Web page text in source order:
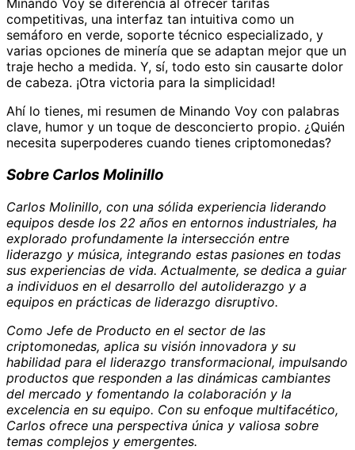
Minando Voy se diferencia al ofrecer tarifas
competitivas, una interfaz tan intuitiva como un
semáforo en verde, soporte técnico especializado, y
varias opciones de minería que se adaptan mejor que un
traje hecho a medida. Y, sí, todo esto sin causarte dolor
de cabeza. ¡Otra victoria para la simplicidad!
Ahí lo tienes, mi resumen de Minando Voy con palabras
clave, humor y un toque de desconcierto propio. ¿Quién
necesita superpoderes cuando tienes criptomonedas?
Sobre Carlos Molinillo
Carlos Molinillo, con una sólida experiencia liderando
equipos desde los 22 años en entornos industriales, ha
explorado profundamente la intersección entre
liderazgo y música, integrando estas pasiones en todas
sus experiencias de vida. Actualmente, se dedica a guiar
a individuos en el desarrollo del autoliderazgo y a
equipos en prácticas de liderazgo disruptivo.
Como Jefe de Producto en el sector de las
criptomonedas, aplica su visión innovadora y su
habilidad para el liderazgo transformacional, impulsando
productos que responden a las dinámicas cambiantes
del mercado y fomentando la colaboración y la
excelencia en su equipo. Con su enfoque multifacético,
Carlos ofrece una perspectiva única y valiosa sobre
temas complejos y emergentes.